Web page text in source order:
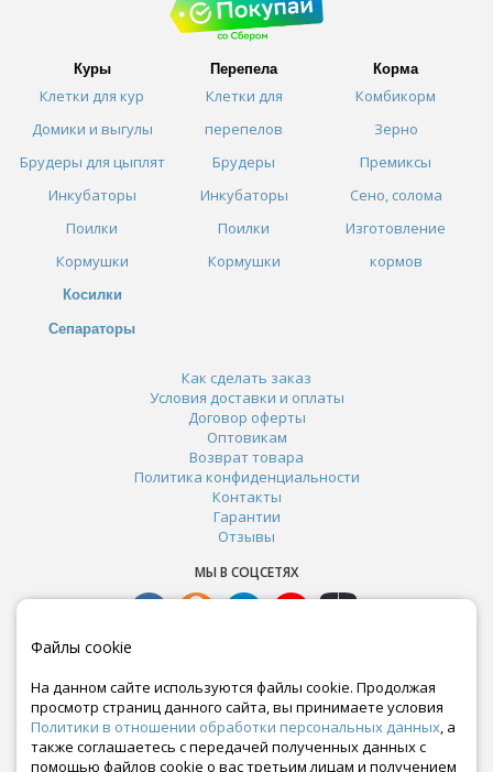
Куры
Клетки для кур
Домики и выгулы
Брудеры для цыплят
Инкубаторы
Поилки
Кормушки
Косилки
Сепараторы
Перепела
Клетки для
перепелов
Брудеры
Инкубаторы
Поилки
Кормушки
Корма
Комбикорм
Зерно
Премиксы
Сено, солома
Изготовление
кормов
Как сделать заказ
Условия доставки и оплаты
Договор оферты
Оптовикам
Возврат товара
Политика конфиденциальности
Контакты
Гарантии
Отзывы
МЫ В СОЦСЕТЯХ
Файлы cookie
На данном сайте используются файлы cookie. Продолжая
просмотр страниц данного сайта, вы принимаете условия
Политики в отношении обработки персональных данных, а
также соглашаетесь с передачей полученных данных с
помощью файлов cookie о вас третьим лицам и получением